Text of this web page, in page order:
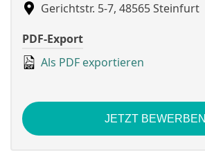
Gerichtstr. 5-7, 48565 Steinfurt
PDF-Export
Als PDF exportieren
JETZT BEWERBEN